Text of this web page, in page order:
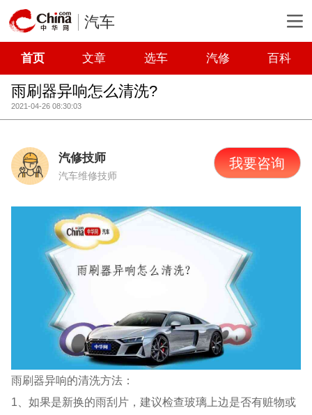
汽车
首页 文章 选车 汽修 百科
雨刷器异响怎么清洗?
2021-04-26 08:30:03
汽修技师
汽车维修技师
我要咨询
雨刷器异响的清洗方法：
1、如果是新换的雨刮片，建议检查玻璃上边是否有赃物或